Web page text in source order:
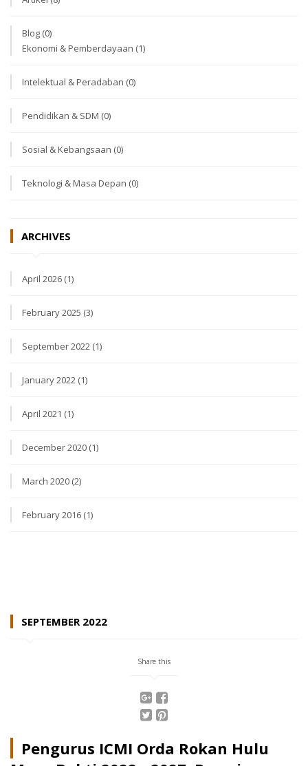
Blog (0)
Ekonomi & Pemberdayaan (1)
Intelektual & Peradaban (0)
Pendidikan & SDM (0)
Sosial & Kebangsaan (0)
Teknologi & Masa Depan (0)
ARCHIVES
April 2026 (1)
February 2025 (3)
September 2022 (1)
January 2022 (1)
April 2021 (1)
December 2020 (1)
March 2020 (2)
February 2016 (1)
SEPTEMBER 2022
Share this
Pengurus ICMI Orda Rokan Hulu